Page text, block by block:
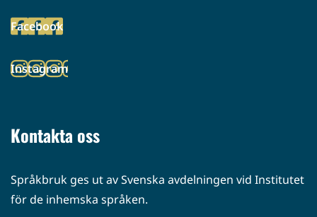
palveluun)
Facebook
(siirryt
palveluun)
Instagram
(siirryt
Kontakta oss
Språkbruk ges ut av Svenska avdelningen vid Institutet
för de inhemska språken.